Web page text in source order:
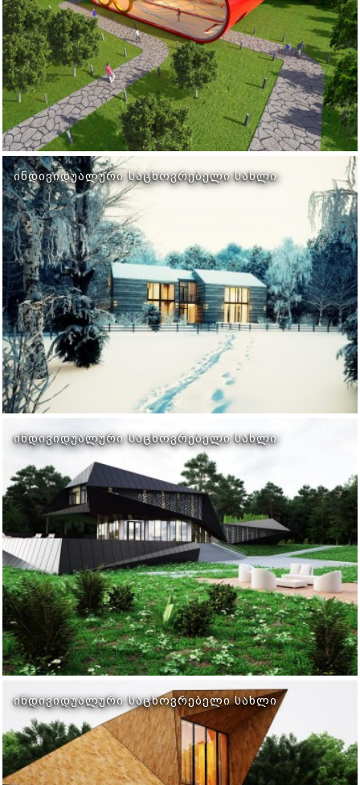
ᲘᲜᲓᲘᲕᲘᲓᲣᲐᲚᲣᲠᲘ ᲡᲐᲪᲮᲝᲕᲠᲔᲑᲔᲚᲘ ᲡᲐᲮᲚᲘ
ᲘᲜᲓᲘᲕᲘᲓᲣᲐᲚᲣᲠᲘ ᲡᲐᲪᲮᲝᲕᲠᲔᲑᲔᲚᲘ ᲡᲐᲮᲚᲘ
ᲘᲜᲓᲘᲕᲘᲓᲣᲐᲚᲣᲠᲘ ᲡᲐᲪᲮᲝᲕᲠᲔᲑᲔᲚᲘ ᲡᲐᲮᲚᲘ